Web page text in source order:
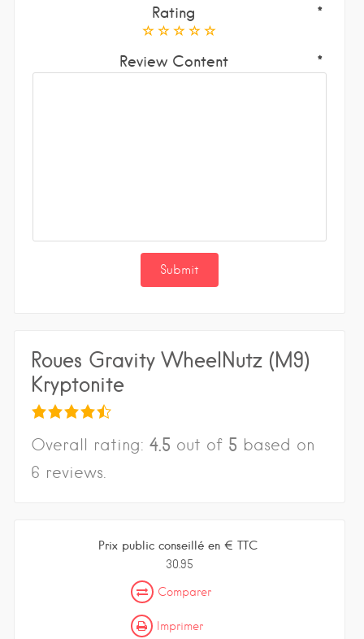
Rating
Review Content
Roues Gravity WheelNutz (M9)
Kryptonite
Overall rating: 4.5 out of 5 based on
6 reviews.
Prix public conseillé en € TTC
30.95
Comparer
Imprimer